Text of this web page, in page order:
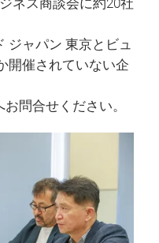
ネス商談会に約20社
ジャパン 東京とビュ
開催されていない企
問合せください。